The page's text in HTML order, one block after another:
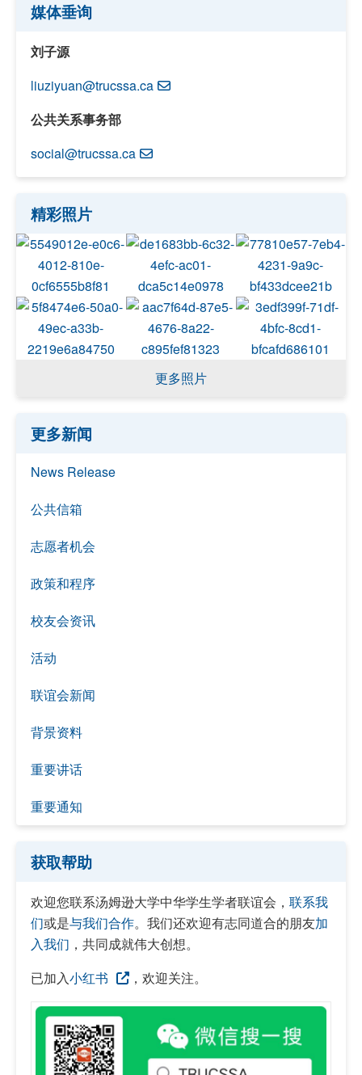
媒体垂询
刘子源
liuziyuan@trucssa.ca
公共关系事务部
social@trucssa.ca
精彩照片
更多照片
更多新闻
News Release
公共信箱
志愿者机会
政策和程序
校友会资讯
活动
联谊会新闻
背景资料
重要讲话
重要通知
获取帮助
欢迎您联系汤姆逊大学中华学生学者联谊会， 联系我
们或是与我们合作。我们还欢迎有志同道合的朋友加
入我们 ，共同成就伟大创想。
已加入小红书 ，欢迎关注。